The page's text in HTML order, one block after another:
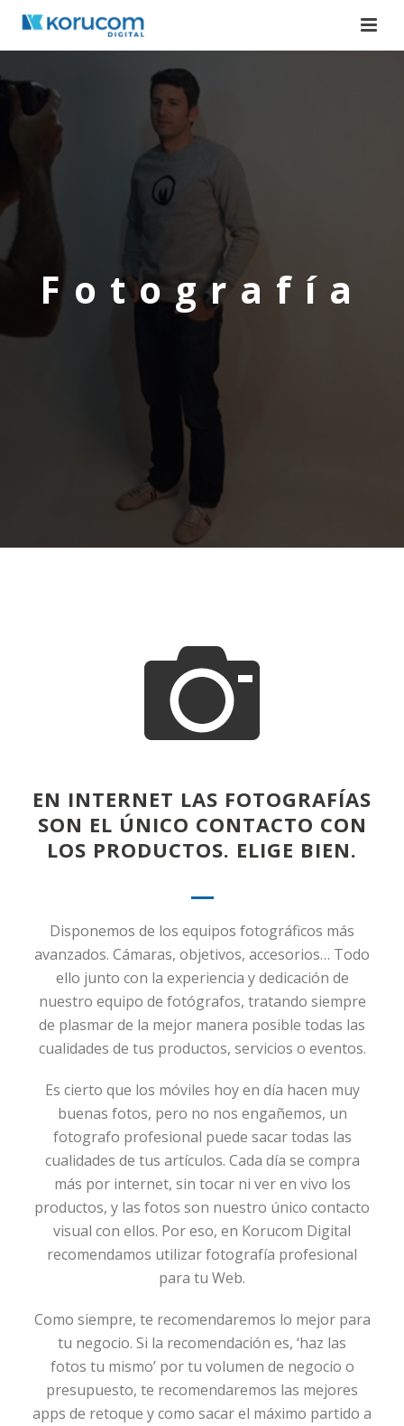
Fotografía
EN INTERNET LAS FOTOGRAFÍAS
SON EL ÚNICO CONTACTO CON
LOS PRODUCTOS. ELIGE BIEN.
Disponemos de los equipos fotográficos más
avanzados. Cámaras, objetivos, accesorios… Todo
ello junto con la experiencia y dedicación de
nuestro equipo de fotógrafos, tratando siempre
de plasmar de la mejor manera posible todas las
cualidades de tus productos, servicios o eventos.
Es cierto que los móviles hoy en día hacen muy
buenas fotos, pero no nos engañemos, un
fotografo profesional puede sacar todas las
cualidades de tus artículos. Cada día se compra
más por internet, sin tocar ni ver en vivo los
productos, y las fotos son nuestro único contacto
visual con ellos. Por eso, en Korucom Digital
recomendamos utilizar fotografía profesional
para tu Web.
Como siempre, te recomendaremos lo mejor para
tu negocio. Si la recomendación es, ‘haz las
fotos tu mismo’ por tu volumen de negocio o
presupuesto, te recomendaremos las mejores
apps de retoque y como sacar el máximo partido a